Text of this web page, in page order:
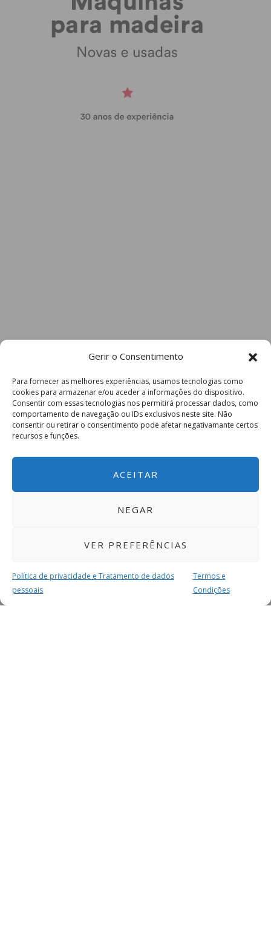
Gerir o Consentimento
Para fornecer as melhores experiências, usamos tecnologias como
cookies para armazenar e/ou aceder a informações do dispositivo.
Consentir com essas tecnologias nos permitirá processar dados, como
comportamento de navegação ou IDs exclusivos neste site. Não
consentir ou retirar o consentimento pode afetar negativamante certos
recursos e funções.
ACEITAR
NEGAR
VER PREFERÊNCIAS
Política de privacidade e Tratamento de dados
pessoais
Termos e
Condições